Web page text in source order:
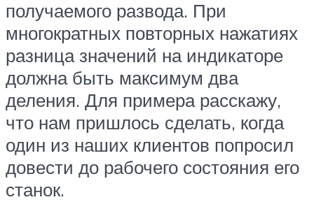
получаемого развода. При
многократных повторных нажатиях
разница значений на индикаторе
должна быть максимум два
деления. Для примера расскажу,
что нам пришлось сделать, когда
один из наших клиентов попросил
довести до рабочего состояния его
станок.